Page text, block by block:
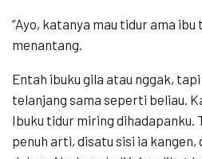
“Ayo, katanya mau tidur ama ibu
menantang.
Entah ibuku gila atau nggak,
telanjang sama seperti beliau.
Ibuku tidur miring dihadapanku.
penuh arti, disatu sisi ia